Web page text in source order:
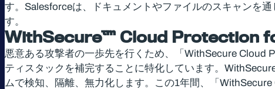
す。Salesforceは、ドキュメントやファイルのスキャンを
す。
WithSecure™ Cloud Protection
悪意ある攻撃者の一歩先を行くため、「WithSecure Cloud
ティスタックを補完することに特化しています。
ムで検知、隔離、無力化します。この1年間、「